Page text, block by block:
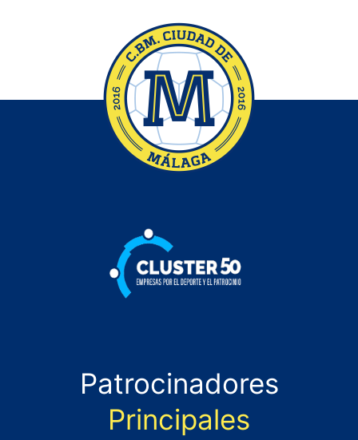
Patrocinadores
Principales